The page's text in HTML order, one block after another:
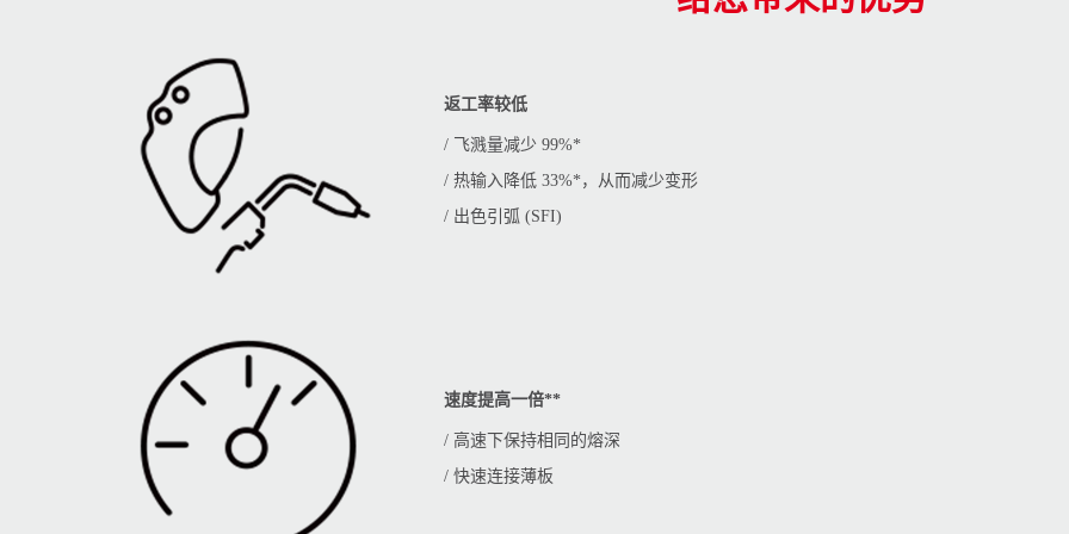
返工率较低
/ 飞溅量减少 99%*
/ 热输入降低 33%*，从而减少变形
/ 出色引弧 (SFI)
速度提高一倍**
/ 高速下保持相同的熔深
/ 快速连接薄板